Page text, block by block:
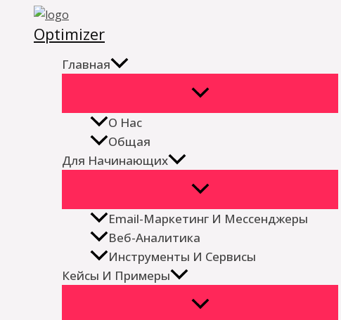
Перейти
Optimizer
Главная
О Нас
Общая
Для Начинающих
Email-Маркетинг И Мессенджеры
Веб-Аналитика
Инструменты И Сервисы
Кейсы И Примеры